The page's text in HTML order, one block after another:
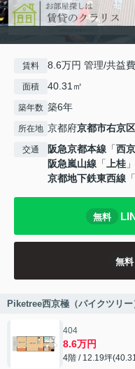
賃料 8.6万円 管理/共益
面積 40.31㎡
築年数 築6年
所在地 京都府京都市右京区
交通 阪急京都本線 「西
阪急嵐山線 「上桂
京都地下鉄東西線 「
無料
無料
Piketree西京極（パイクツリ
404
8.6万円
4階 / 12.19坪